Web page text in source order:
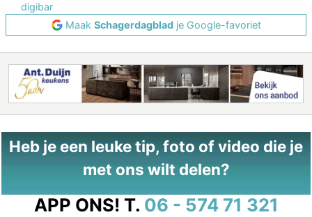
digibar
Maak Schagerdagbladje Google-favoriet
Heb je een leuke tip, foto of video die je
met ons wilt delen?
APP ONS! T. 06 - 574 71 321